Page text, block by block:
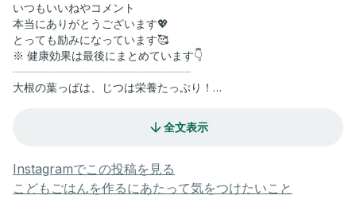
いつもいいねやコメント
本当にありがとうございます💖
とっても励みになっています🥰
※ 健康効果は最後にまとめています👇
┈┈┈┈┈┈┈┈┈┈┈┈┈┈┈┈
大根の葉っぱは、じつは栄養たっぷり！
【大根葉のふりかけ】を作ります🌿
カルシウムたっぷりで簡単。
■ 材料
・大根葉…1本分（正味200ｇ）
・桜えび…ひとつかみ
全文表示
Instagramでこの投稿を見る
こどもごはんを作るにあたって気をつけたいこと